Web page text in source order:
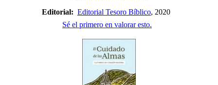
Editorial: Editorial Tesoro Bíblico, 2020
Sé el primero en valorar esto.